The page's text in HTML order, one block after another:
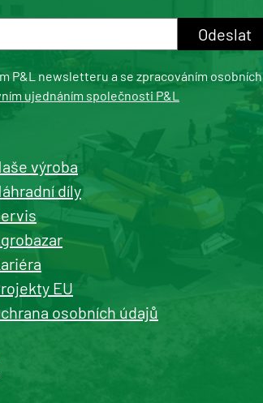
P&L newsletteru a se zpracováním osobních
ujednáním společnosti P&L
výroba
díly
EU
osobních údajů